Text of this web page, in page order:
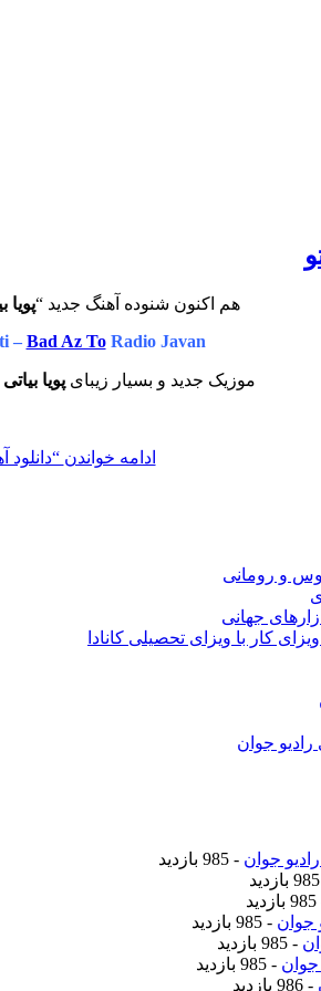
هم اکنون شنوده آهنگ جدید “پویا
– Bad Az ToRadio Javan
موزیک جدید و بسیار زیبای پویا بیاتی
ادامه خواندن “دانلود
و رومانی
جهانی
کار با ویزای تحصیلی کانادا
رادیو جوان
جوان - 985 بازدید
جوان - 985 بازدید
- 985 بازدید
جوان - 985 بازدید
- 986 بازدید